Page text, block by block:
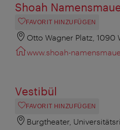
Shoah
FAVORIT HINZUFÜGEN
Otto Wagner Platz, 1090
www.shoah-
Vestibül
FAVORIT HINZUFÜGEN
Burgtheater,